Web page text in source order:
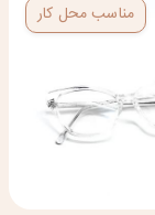
مناسب محل کار